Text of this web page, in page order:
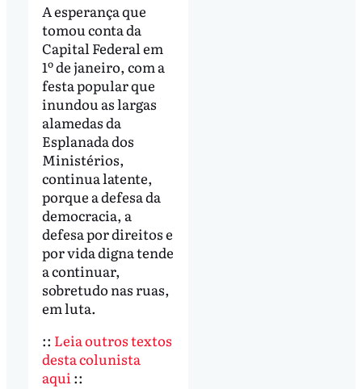
A esperança que
tomou conta da
Capital Federal em
1º de janeiro, com a
festa popular que
inundou as largas
alamedas da
Esplanada dos
Ministérios,
continua latente,
porque a defesa da
democracia, a
defesa por direitos e
por vida digna tende
a continuar,
sobretudo nas ruas,
em luta.
:: Leia outros textos
desta colunista
aqui::